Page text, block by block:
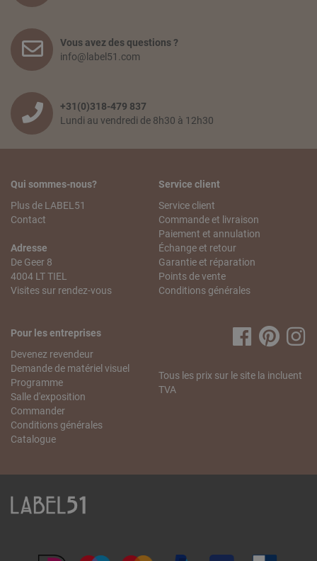
Vous avez des questions ?
info@label51.com
+31(0)318-479 837
Lundi au vendredi de 8h30 à 12h30
Qui sommes-nous?
Plus de LABEL51
Contact
Adresse
De Geer 8
4004 LT TIEL
Visites sur rendez-vous
Service client
Service client
Commande et livraison
Paiement et annulation
Échange et retour
Garantie et réparation
Points de vente
Conditions générales
Pour les entreprises
Devenez revendeur
Demande de matériel visuel
Programme
Salle d'exposition
Commander
Conditions générales
Catalogue
Tous les prix sur le site la incluent
TVA